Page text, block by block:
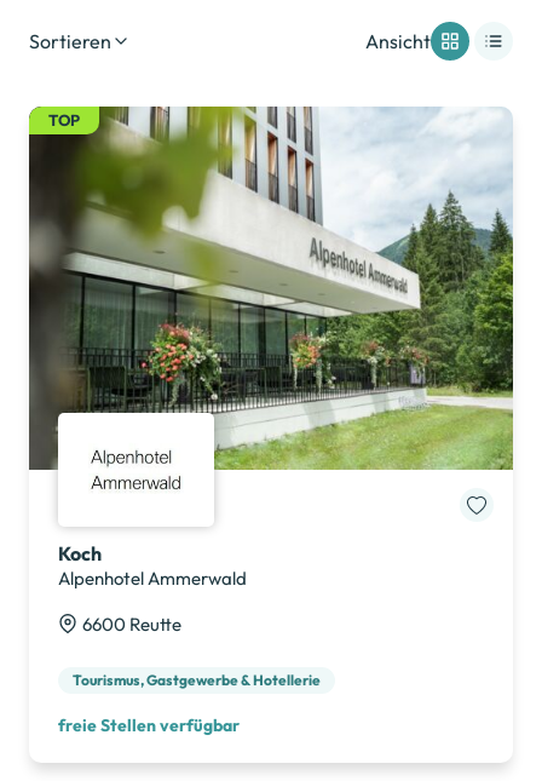
Sortieren Ansicht
Koch
Alpenhotel Ammerwald
6600 Reutte
Tourismus, Gastgewerbe & Hotellerie
freie Stellen verfügbar